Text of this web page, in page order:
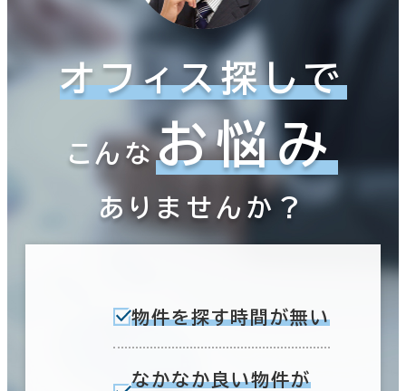
オフィス探しで
こんなお悩み
ありませんか？
物件を探す時間が無い
なかなか良い物件が